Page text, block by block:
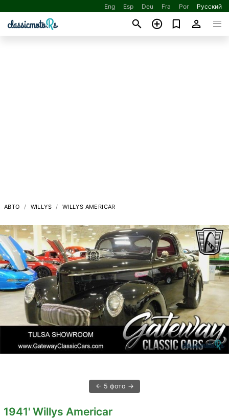
Eng Esp Deu Fra Por Русский
АВТО WILLYS WILLYS AMERICAR
5 фото
1941' Willys Americar